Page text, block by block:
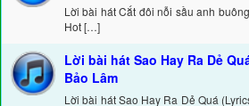
Lời bài hát Cắt đôi nỗi sầu anh
Hot […]
Lời bài hát Sao Hay Ra Dẻ
Bảo Lâm
Lời bài hát Sao Hay Ra Dẻ Quá